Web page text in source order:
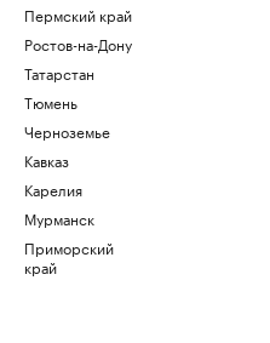
Пермский край
Ростов-на-Дону
Татарстан
Тюмень
Черноземье
Кавказ
Карелия
Мурманск
Приморский
край